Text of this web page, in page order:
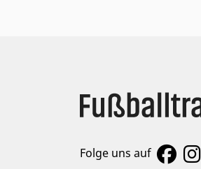
Folge uns auf